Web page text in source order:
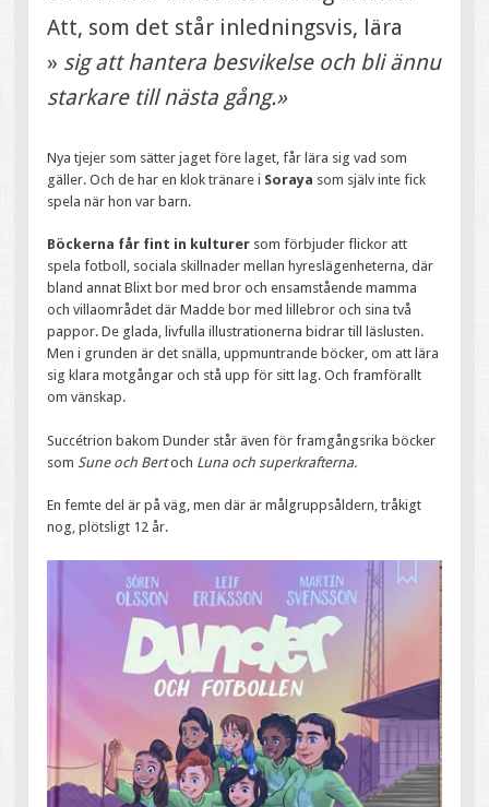
Att, som det står inledningsvis, lära
» sig att hantera besvikelse och bli ännu
starkare till nästa gång.»
Nya tjejer som sätter jaget före laget, får lära sig vad som
gäller. Och de har en klok tränare i Soraya som själv inte fick
spela när hon var barn.
Böckerna får fint in kulturer som förbjuder flickor att
spela fotboll, sociala skillnader mellan hyreslägenheterna, där
bland annat Blixt bor med bror och ensamstående mamma
och villaområdet där Madde bor med lillebror och sina två
pappor. De glada, livfulla illustrationerna bidrar till läslusten.
Men i grunden är det snälla, uppmuntrande böcker, om att lära
sig klara motgångar och stå upp för sitt lag. Och framförallt
om vänskap.
Succétrion bakom Dunder står även för framgångsrika böcker
som Sune och Bertoch Luna och superkrafterna.
En femte del är på väg, men där är målgruppsåldern, tråkigt
nog, plötsligt 12 år.